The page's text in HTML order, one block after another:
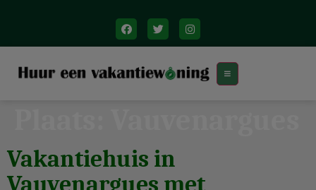
Vakantiehuis in
Vauvenargues met